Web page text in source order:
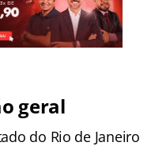
geral
do Rio de Janeiro